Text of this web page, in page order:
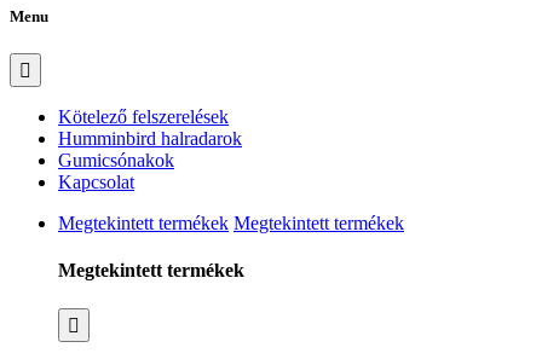
Menu
Kötelező felszerelések
Humminbird halradarok
Gumicsónakok
Kapcsolat
Megtekintett termékek Megtekintett termékek
Megtekintett termékek